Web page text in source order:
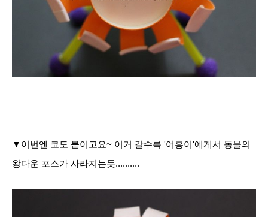
▼이번엔 코도 붙이고요~ 이거 갈수록 '어흥이'에게서 동물의
왕다운 포스가 사라지는듯..........